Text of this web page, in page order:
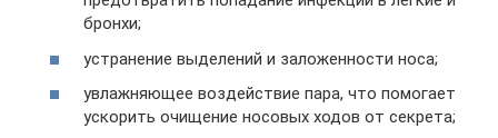
бронхи;
устранение выделений и заложенности носа;
увлажняющее воздействие пара, что помогает
ускорить очищение носовых ходов от секрета;